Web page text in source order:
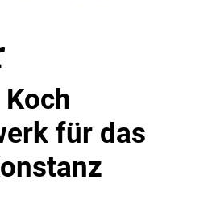
für das